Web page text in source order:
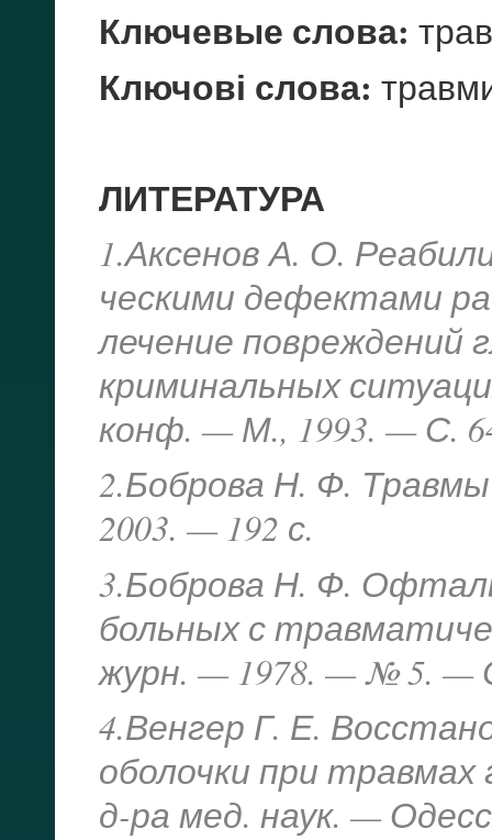
Ключевые слова:
Ключові слова:
ЛИТЕРАТУРА
1.Аксенов А. О.
ческими дефектами
лечение повреждений
криминальных
конф. — М., 1993. — С.
2.Боброва Н. Ф.
2003. — 192 с.
3.Боброва Н. Ф.
больных с
журн. — 1978. — № 5. —
4.Венгер Г. Е.
оболочки при травмах
д-ра мед. наук. —